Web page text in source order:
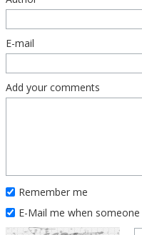
E-mail
Add your comments
Remember me
E-Mail me when